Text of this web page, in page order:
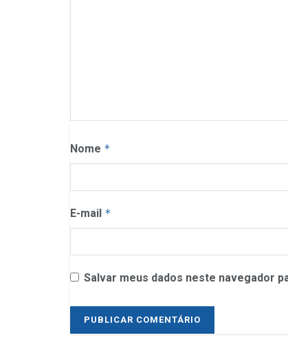
Nome *
E-mail *
Salvar meus dados neste navegador